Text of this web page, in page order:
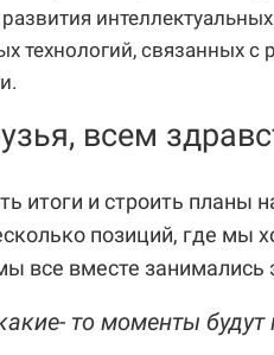
интеллектуальных
технологий, связанных с
всем
итоги и строить планы
позиций, где мы
все вместе занимались
то моменты будут